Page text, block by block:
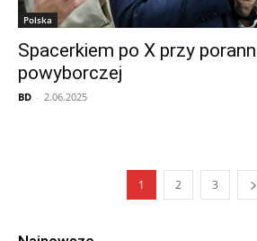
Polska
Spacerkiem po X przy
powyborczej
BD - 2.06.2025
1 2 3